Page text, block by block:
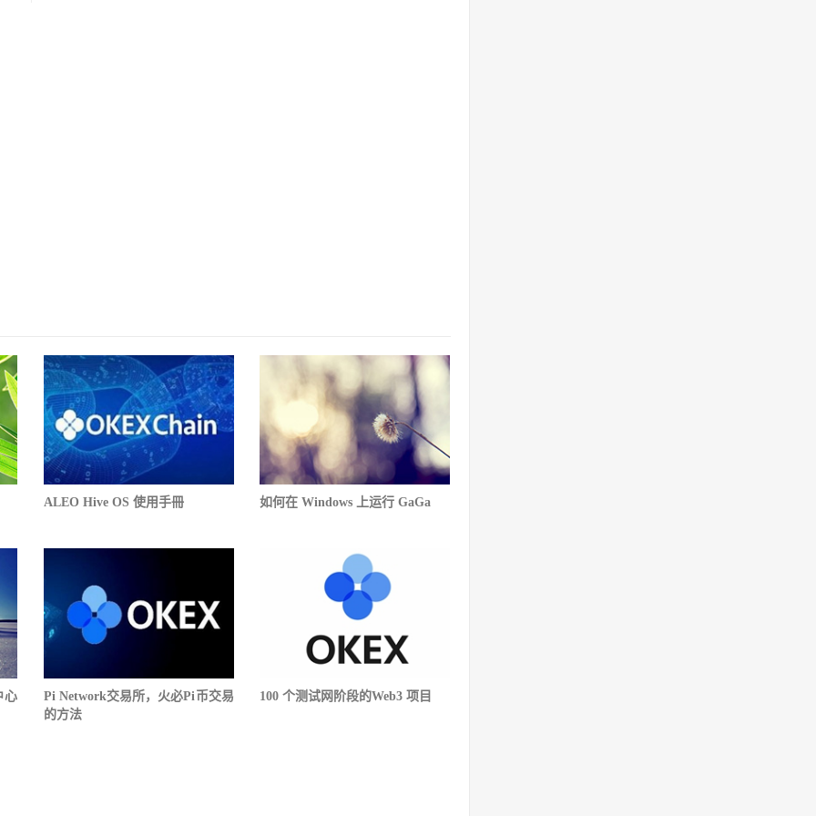
ALEO Hive OS 使用手冊 如何在 Windows 上运行 GaGa
心
Pi Network交易所，火必Pi币交易
的方法
100 个测试网阶段的Web3 项目